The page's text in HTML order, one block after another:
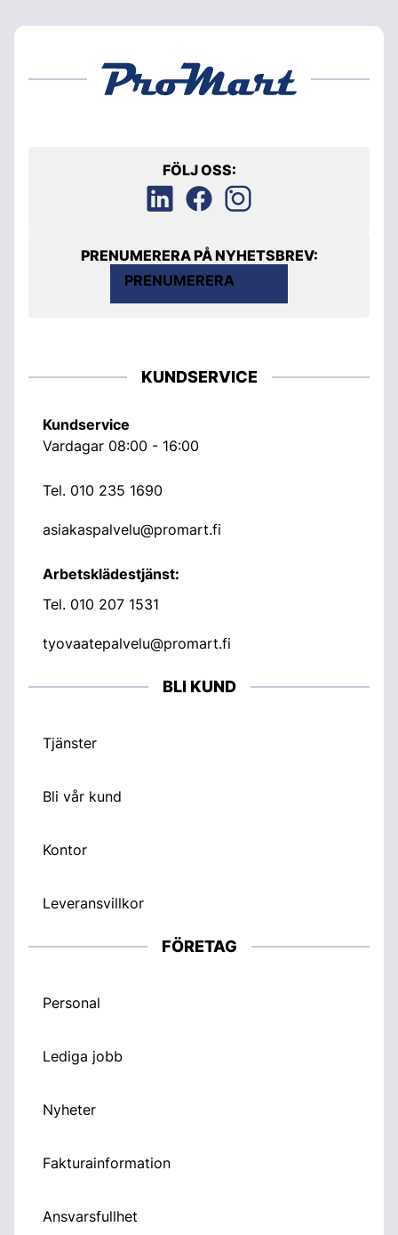
FÖLJ OSS:
PRENUMERERA PÅ NYHETSBREV:
PRENUMERERA
KUNDSERVICE
Kundservice
Vardagar 08:00 - 16:00
Tel. 010 235 1690
asiakaspalvelu@promart.fi
Arbetsklädestjänst:
Tel. 010 207 1531
tyovaatepalvelu@promart.fi
BLI KUND
Tjänster
Bli vår kund
Kontor
Leveransvillkor
FÖRETAG
Personal
Lediga jobb
Nyheter
Fakturainformation
Ansvarsfullhet